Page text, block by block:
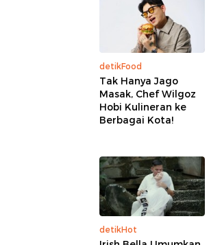
detikFood
Tak Hanya Jago
Masak, Chef Wilgoz
Hobi Kulineran ke
Berbagai Kota!
detikHot